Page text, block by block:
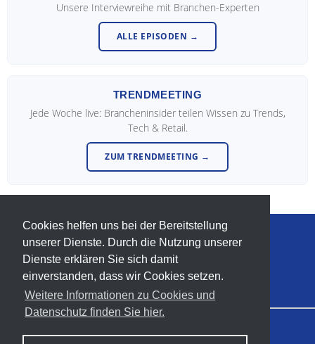
Cookies helfen uns bei der Bereitstellung
unserer Dienste. Durch die Nutzung unserer
Dienste erklären Sie sich damit
einverstanden, dass wir Cookies setzen.
Weitere Informationen zu Cookies und
Datenschutz finden Sie hier.
Unsere Interviewreihe mit Branchen-Experten
ALLE EPISODEN →
TRENDMEETING
Jede Woche live: Brancheninsider teilen Wissen zu Trends,
Tech & Retail.
ZUM TRENDMEETING →
info@trendforum-retail.de
T. +49-(0)-5233-954531
ImpressumDatenschutzKontakt